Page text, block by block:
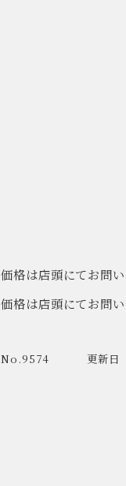
価格は店頭にてお問
価格は店頭にてお問
No.9574 更新日